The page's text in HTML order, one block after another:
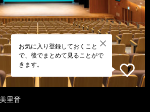
お気に入り登録しておくこと
で、後でまとめて見ることがで
きます。
里音